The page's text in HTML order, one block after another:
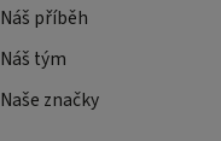
Náš příběh
Náš tým
Naše značky